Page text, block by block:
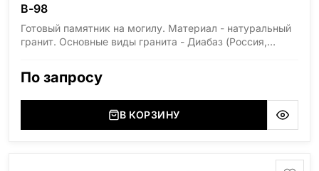
В-98
Готовый памятник на могилу. Материал - натуральный
гранит. Основные виды гранита - Диабаз (Россия,
(Украина, Житомерская область), Лабродарит
(Украина, Житомерская область), Сюксюансаари
(Россия, Карелия), Амфиболит (Россия, Мурманская
минимальные стандартные размеры: Стела: 80x40x5
По запросу
В КОРЗИНУ